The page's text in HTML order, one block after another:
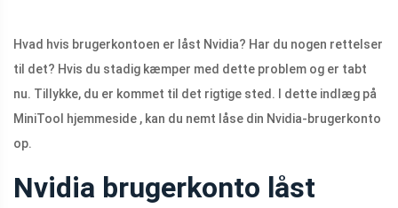
Hvad hvis brugerkontoen er låst Nvidia? Har du nogen rettelser
til det? Hvis du stadig kæmper med dette problem og er tabt
nu. Tillykke, du er kommet til det rigtige sted. I dette indlæg på
MiniTool hjemmeside , kan du nemt låse din Nvidia-brugerkonto
op.
Nvidia brugerkonto låst